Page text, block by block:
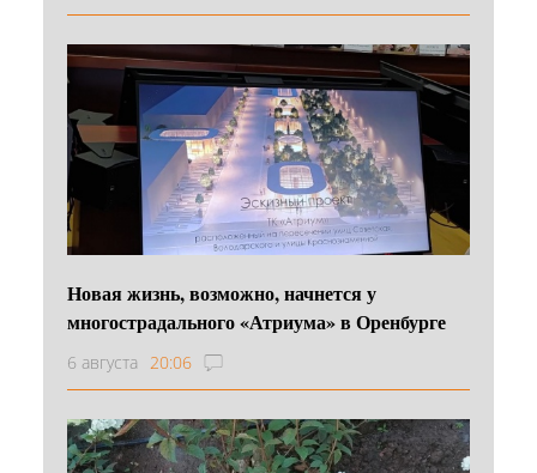
Новая жизнь, возможно, начнется у
многострадального «Атриума» в Оренбурге
6 августа 20:06